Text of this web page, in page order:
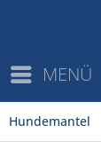
MENÜ
Hundemantel